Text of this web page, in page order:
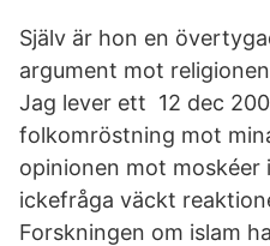
Själv är hon en
argument mot
Jag lever ett 12 dec
folkomröstning mot
opinionen mot moskéer
ickefråga väckt
Forskningen om islam